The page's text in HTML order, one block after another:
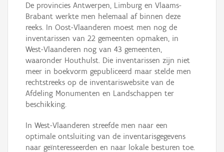
De provincies Antwerpen, Limburg en Vlaams-
Brabant werkte men helemaal af binnen deze
reeks. In Oost-Vlaanderen moest men nog de
inventarissen van 22 gemeenten opmaken, in
West-Vlaanderen nog van 43 gemeenten,
waaronder Houthulst. Die inventarissen zijn niet
meer in boekvorm gepubliceerd maar stelde men
rechtstreeks op de inventariswebsite van de
Afdeling Monumenten en Landschappen ter
beschikking.
In West-Vlaanderen streefde men naar een
optimale ontsluiting van de inventarisgegevens
naar geïnteresseerden en naar lokale besturen toe.